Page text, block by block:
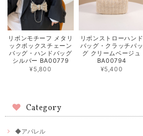
リボンモチーフ メタリ
ックボックスチェーン
バッグ・ハンドバッグ
シルバー BA00779
¥5,800
リボンストローハンド
バッグ・クラッチバッ
グ クリームベージュ
BA00794
¥5,400
Category
◆アパレル